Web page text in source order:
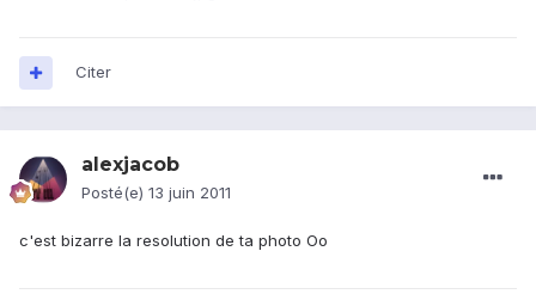
Citer
alexjacob
Posté(e) 13 juin 2011
c'est bizarre la resolution de ta photo Oo